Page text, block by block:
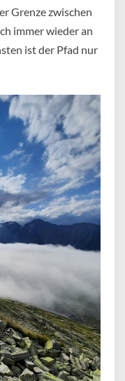
Grenze zwischen
immer wieder an
ist der Pfad nur